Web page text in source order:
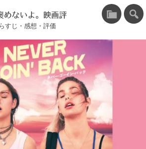
めないよ。映画評
すじ・感想・評価